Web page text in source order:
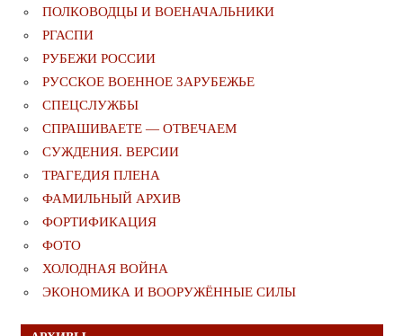
ПОЛКОВОДЦЫ И ВОЕНАЧАЛЬНИКИ
РГАСПИ
РУБЕЖИ РОССИИ
РУССКОЕ ВОЕННОЕ ЗАРУБЕЖЬЕ
СПЕЦСЛУЖБЫ
СПРАШИВАЕТЕ — ОТВЕЧАЕМ
СУЖДЕНИЯ. ВЕРСИИ
ТРАГЕДИЯ ПЛЕНА
ФАМИЛЬНЫЙ АРХИВ
ФОРТИФИКАЦИЯ
ФОТО
ХОЛОДНАЯ ВОЙНА
ЭКОНОМИКА И ВООРУЖЁННЫЕ СИЛЫ